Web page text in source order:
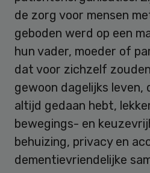
de zorg voor mensen
geboden werd op een
hun vader, moeder of
dat voor zichzelf
gewoon dagelijks leven,
altijd gedaan hebt,
bewegings- en
behuizing, privacy en
dementievriendelijke